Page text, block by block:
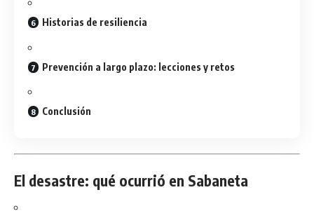
Historias de resiliencia
Prevención a largo plazo: lecciones y retos
Conclusión
El desastre: qué ocurrió en Sabaneta